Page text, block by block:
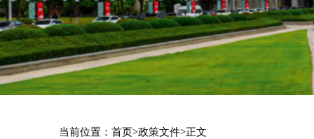
当前位置： 首页>政策文件>正文